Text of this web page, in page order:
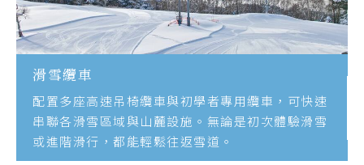
滑雪纜車
配置多座高速吊椅纜車與初學者專用纜車，可快速
串聯各滑雪區域與山麓設施。無論是初次體驗滑雪
或進階滑行，都能輕鬆往返雪道。